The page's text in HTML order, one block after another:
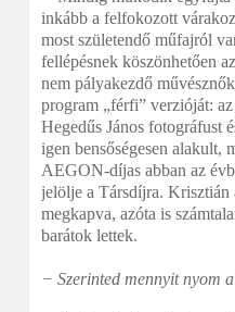
inkább a felfokozott
most születendő műfajról
fellépésnek köszönhetően
nem pályakezdő
program „férfi” verzióját:
Hegedűs János fotográfust
igen bensőségesen
AEGON-díjas abban az
jelölje a Társdíjra. Krisztián
megkapva, azóta is
barátok lettek.
− Szerinted mennyit nyom